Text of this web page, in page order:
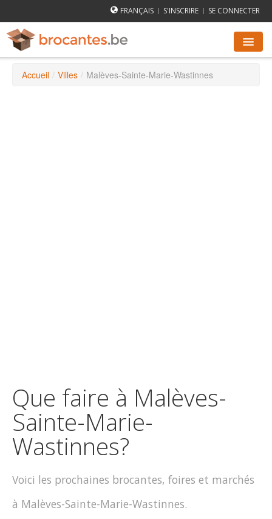
FRANÇAIS | S'INSCRIRE | SE CONNECTER
AGENDA DES BROCANTES
Accueil / Villes / Malèves-Sainte-Marie-Wastinnes
Que faire à Malèves-
Sainte-Marie-
Wastinnes?
Voici les prochaines brocantes, foires et marchés
à Malèves-Sainte-Marie-Wastinnes.